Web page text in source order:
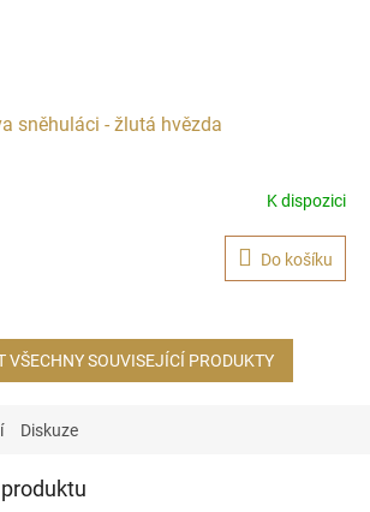
sněhuláci - žlutá hvězda
K dispozici
Do košíku
VŠECHNY SOUVISEJÍCÍ PRODUKTY
Diskuze